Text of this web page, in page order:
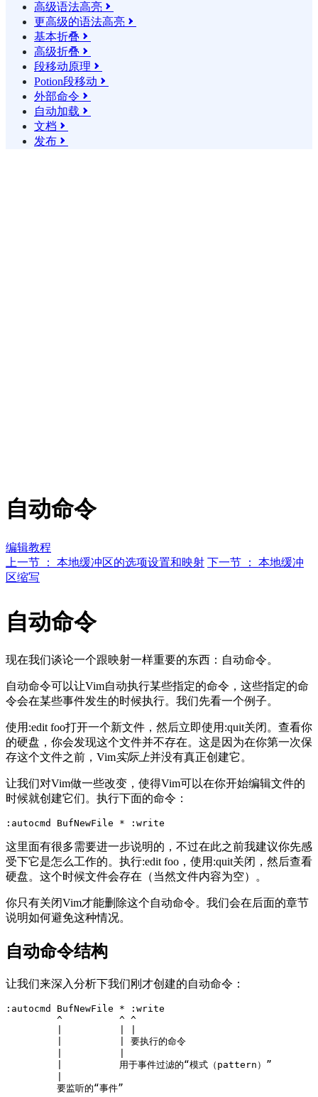
高级语法高亮 
更高级的语法高亮 
基本折叠 
高级折叠 
段移动原理 
Potion段移动 
外部命令 
自动加载 
文档 
发布 
自动命令
编辑教程
上一节 ： 本地缓冲区的选项设置和映射 下一节 ： 本地缓冲
区缩写
自动命令
现在我们谈论一个跟映射一样重要的东西：自动命令。
自动命令可以让Vim自动执行某些指定的命令，这些指定的命
令会在某些事件发生的时候执行。我们先看一个例子。
使用:edit foo打开一个新文件，然后立即使用:quit关闭。查看你
的硬盘，你会发现这个文件并不存在。这是因为在你第一次保
存这个文件之前，Vim实际上并没有真正创建它。
让我们对Vim做一些改变，使得Vim可以在你开始编辑文件的
时候就创建它们。执行下面的命令：
这里面有很多需要进一步说明的，不过在此之前我建议你先感
受下它是怎么工作的。执行:edit foo，使用:quit关闭，然后查看
硬盘。这个时候文件会存在（当然文件内容为空）。
你只有关闭Vim才能删除这个自动命令。我们会在后面的章节
说明如何避免这种情况。
自动命令结构
让我们来深入分析下我们刚才创建的自动命令：
:autocmd BufNewFile * :write
         ^          ^ ^
         |          | 要执行的命令
         |          用于事件过滤的“模式（pattern）”